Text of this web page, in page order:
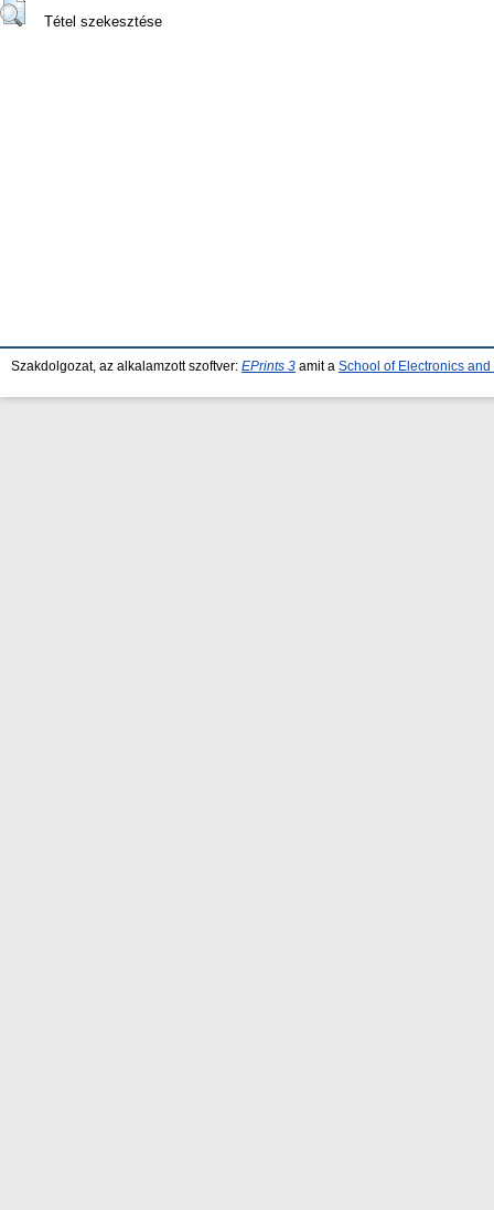
Tétel szekesztése
Szakdolgozat, az alkalamzott szoftver: EPrints 3 amit a School of Electronics